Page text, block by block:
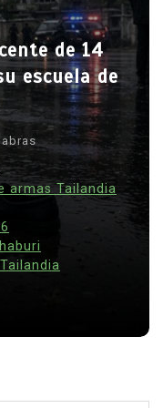
de 14
escuela de
armas Tailandia